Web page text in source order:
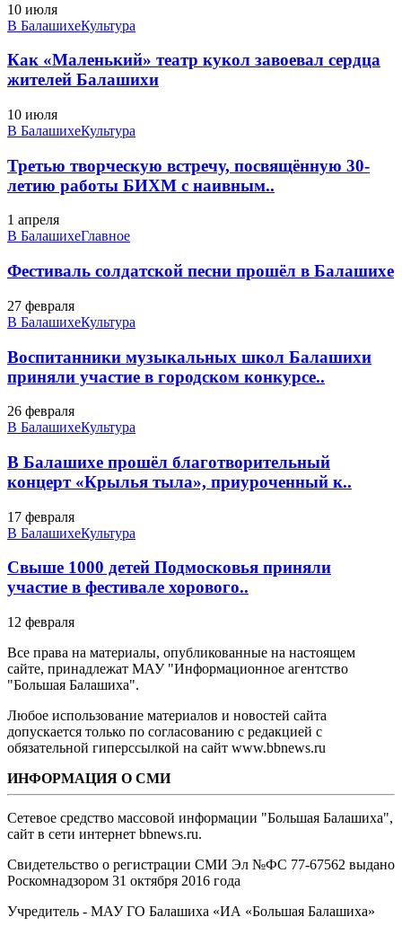
10 июля
В БалашихеКультура
Как «Маленький» театр кукол завоевал сердца
жителей Балашихи
10 июля
В БалашихеКультура
Третью творческую встречу, посвящённую 30-
летию работы БИХМ с наивным..
1 апреля
В БалашихеГлавное
Фестиваль солдатской песни прошёл в Балашихе
27 февраля
В БалашихеКультура
Воспитанники музыкальных школ Балашихи
приняли участие в городском конкурсе..
26 февраля
В БалашихеКультура
В Балашихе прошёл благотворительный
концерт «Крылья тыла», приуроченный к..
17 февраля
В БалашихеКультура
Свыше 1000 детей Подмосковья приняли
участие в фестивале хорового..
12 февраля
Все права на материалы, опубликованные на настоящем
сайте, принадлежат МАУ "Информационное агентство
"Большая Балашиха".
Любое использование материалов и новостей сайта
допускается только по согласованию с редакцией с
обязательной гиперссылкой на сайт www.bbnews.ru
ИНФОРМАЦИЯ О СМИ
Сетевое средство массовой информации "Большая Балашиха",
сайт в сети интернет bbnews.ru.
Свидетельство о регистрации СМИ Эл №ФС ‎77-67562 выдано
Роскомнадзором 31 октября 2016 года
Учредитель - МАУ ГО Балашиха «ИА «Большая Балашиха»